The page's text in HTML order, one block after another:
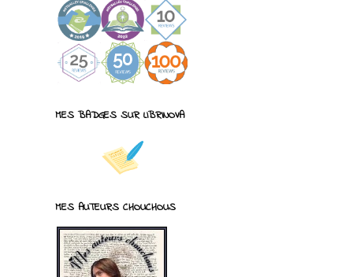
MES BADGES SUR LIBRINOVA
MES AUTEURS CHOUCHOUS